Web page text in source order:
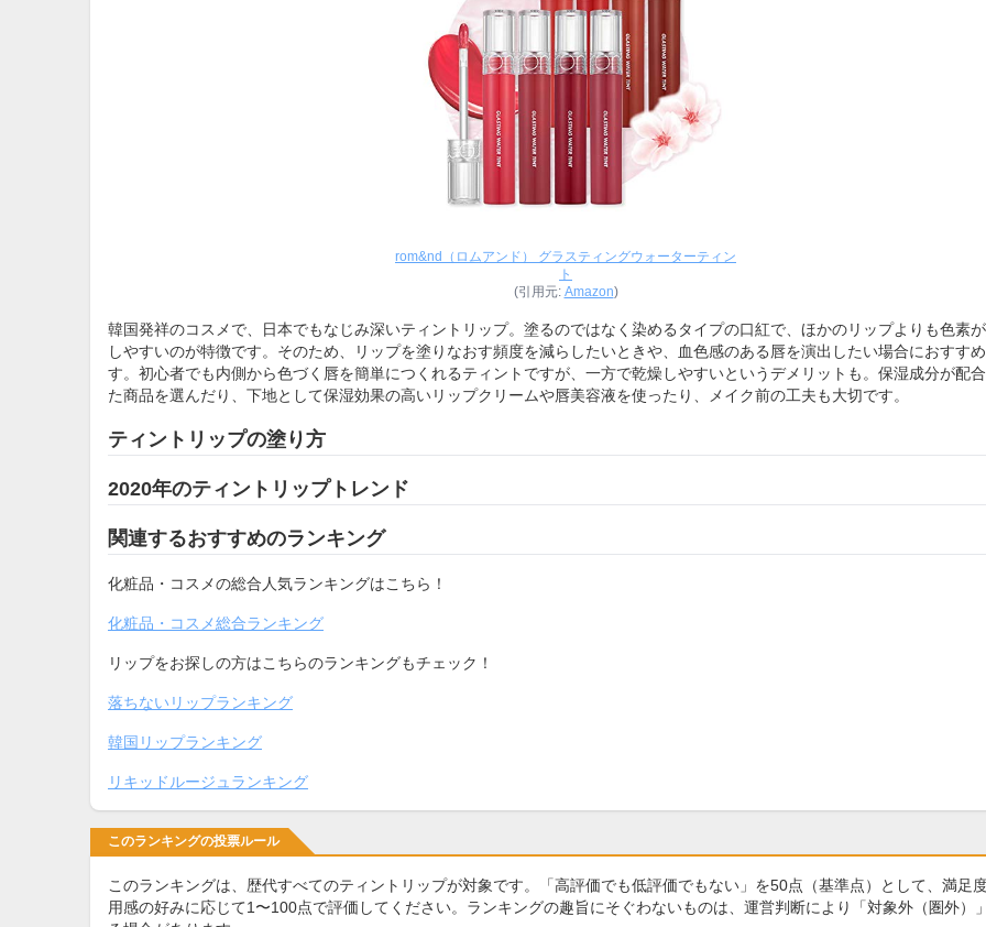
rom&nd（ロムアンド） グラスティングウォーターティン
ト
(引用元: Amazon)
韓国発祥のコスメで、日本でもなじみ深いティントリップ。塗るのではなく染めるタイプの口紅で、ほかのリップよりも色素
しやすいのが特徴です。そのため、リップを塗りなおす頻度を減らしたいときや、血色感のある唇を演出したい場合におすす
す。初心者でも内側から色づく唇を簡単につくれるティントですが、一方で乾燥しやすいというデメリットも。保湿成分が配
た商品を選んだり、下地として保湿効果の高いリップクリームや唇美容液を使ったり、メイク前の工夫も大切です。
ティントリップの塗り方
2020年のティントリップトレンド
関連するおすすめのランキング
化粧品・コスメの総合人気ランキングはこちら！
化粧品・コスメ総合ランキング
リップをお探しの方はこちらのランキングもチェック！
落ちないリップランキング
韓国リップランキング
リキッドルージュランキング
このランキングの投票ルール
このランキングは、歴代すべてのティントリップが対象です。「高評価でも低評価でもない」を50点（基準点）として、満足
用感の好みに応じて1〜100点で評価してください。ランキングの趣旨にそぐわないものは、運営判断により「対象外（圏外）